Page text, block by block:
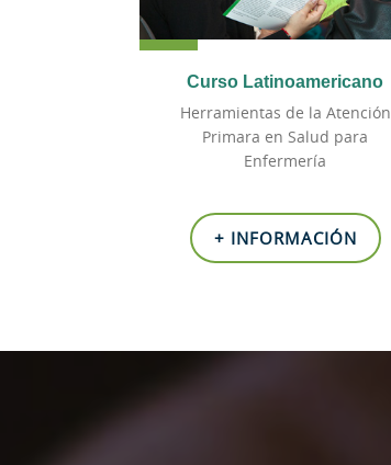
Curso Latinoamericano
Herramientas de la Atención
Primara en Salud para
Enfermería
+ INFORMACIÓN